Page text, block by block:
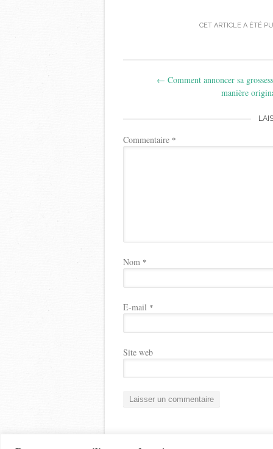
CET ARTICLE A ÉTÉ
← Comment annoncer sa
manière
Commentaire *
Nom *
E-mail *
Site web